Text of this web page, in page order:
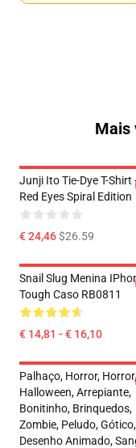
Mais
Junji Ito Tie-Dye T-Shirt
Red Eyes Spiral Edition
€ 24,46$26.59
Snail Slug Menina
Tough Caso RB0811
€ 14,81 - € 16,10
Palhaço, Horror, Horror,
Halloween, Arrepiante,
Bonitinho, Brinquedos,
Zombie, Peludo,
Desenho Animado,